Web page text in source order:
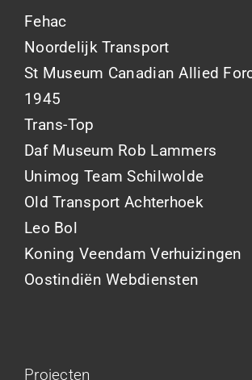
Fehac
Noordelijk Transport
St Museum Canadian Allied
1945
Trans-Top
Daf Museum Rob Lammers
Unimog Team Schilwolde
Old Transport Achterhoek
Leo Bol
Koning Veendam Verhuizingen
Oostindiën Webdiensten
Projecten